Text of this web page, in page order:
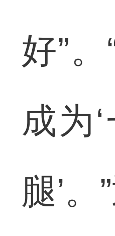
好”
成为
腿’